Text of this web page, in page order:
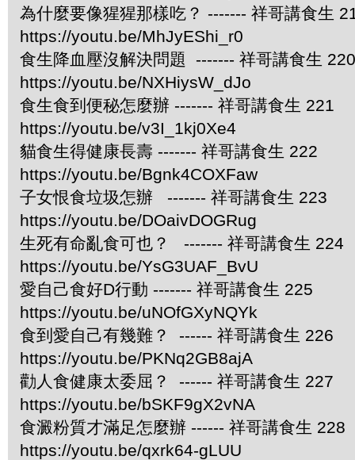
為什麼要像猩猩那樣吃？ ------- 祥哥講食生
https://youtu.be/MhJyEShi_r0
食生降血壓沒解決問題 ------- 祥哥講食生 220
https://youtu.be/NXHiysW_dJo
食生食到便秘怎麼辦 ------- 祥哥講食生 221
https://youtu.be/v3I_1kj0Xe4
貓食生得健康長壽 ------- 祥哥講食生 222
https://youtu.be/Bgnk4COXFaw
子女恨食垃圾怎辦 ------- 祥哥講食生 223
https://youtu.be/DOaivDOGRug
生死有命亂食可也？ ------- 祥哥講食生 224
https://youtu.be/YsG3UAF_BvU
愛自己食好D行動 ------- 祥哥講食生 225
https://youtu.be/uNOfGXyNQYk
食到愛自己有幾難？ ------ 祥哥講食生 226
https://youtu.be/PKNq2GB8ajA
勸人食健康太委屈？ ------ 祥哥講食生 227
https://youtu.be/bSKF9gX2vNA
食澱粉質才滿足怎麼辦 ------ 祥哥講食生 228
https://youtu.be/qxrk64-gLUU